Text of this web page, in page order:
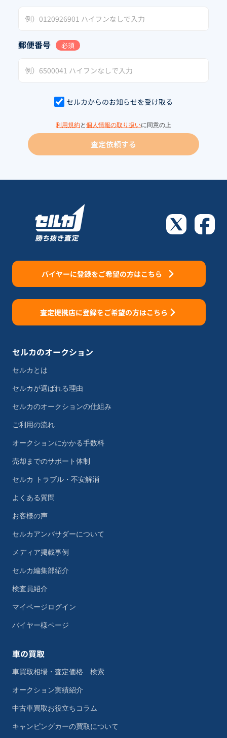
郵便番号 必須
セルカからのお知らせを受け取る
利用規約と 個人情報の取り扱いに同意の上
査定依頼する
バイヤーに登録をご希望の方はこちら
査定提携店に登録をご希望の方はこちら
セルカのオークション
セルカとは
セルカが選ばれる理由
セルカのオークションの仕組み
ご利用の流れ
オークションにかかる手数料
売却までのサポート体制
セルカ トラブル・不安解消
よくある質問
お客様の声
セルカアンバサダーについて
メディア掲載事例
セルカ編集部紹介
検査員紹介
マイページログイン
バイヤー様ページ
車の買取
車買取相場・査定価格 検索
オークション実績紹介
中古車買取お役立ちコラム
キャンピングカーの買取について